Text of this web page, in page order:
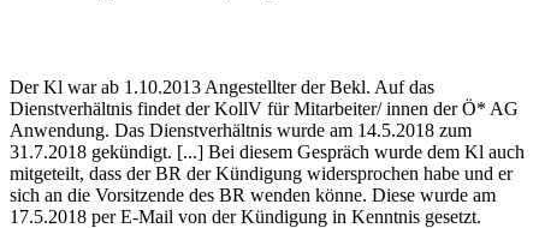
Der Kl war ab 1.10.2013 Angestellter der Bekl. Auf das
Dienstverhältnis findet der KollV für Mitarbeiter/ innen der Ö* AG
Anwendung. Das Dienstverhältnis wurde am 14.5.2018 zum
31.7.2018 gekündigt. [...] Bei diesem Gespräch wurde dem Kl auch
mitgeteilt, dass der BR der Kündigung widersprochen habe und er
sich an die Vorsitzende des BR wenden könne. Diese wurde am
17.5.2018 per E-Mail von der Kündigung in Kenntnis gesetzt.